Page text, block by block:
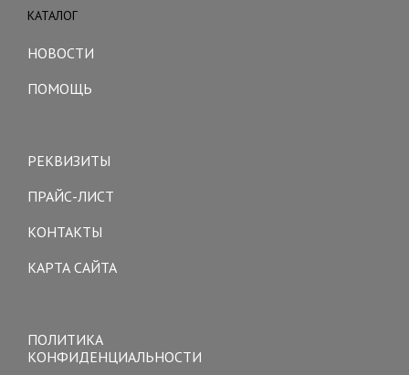
КАТАЛОГ
НОВОСТИ
ПОМОЩЬ
РЕКВИЗИТЫ
ПРАЙС-ЛИСТ
КОНТАКТЫ
КАРТА САЙТА
ПОЛИТИКА
КОНФИДЕНЦИАЛЬНОСТИ